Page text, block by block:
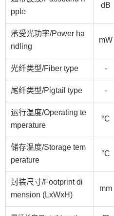
pple
dB
承受光功率/Power ha
ndling
mW
光纤类型/Fiber type -
尾纤类型/Pigtail type -
运行温度/Operating te
mperature
°C
储存温度/Storage tem
perature
°C
封装尺寸/Footprint di
mension (LxWxH)
mm